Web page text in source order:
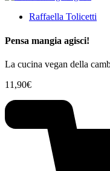
Raffaella Tolicetti
Pensa mangia agisci!
La cucina vegan della
11,90€